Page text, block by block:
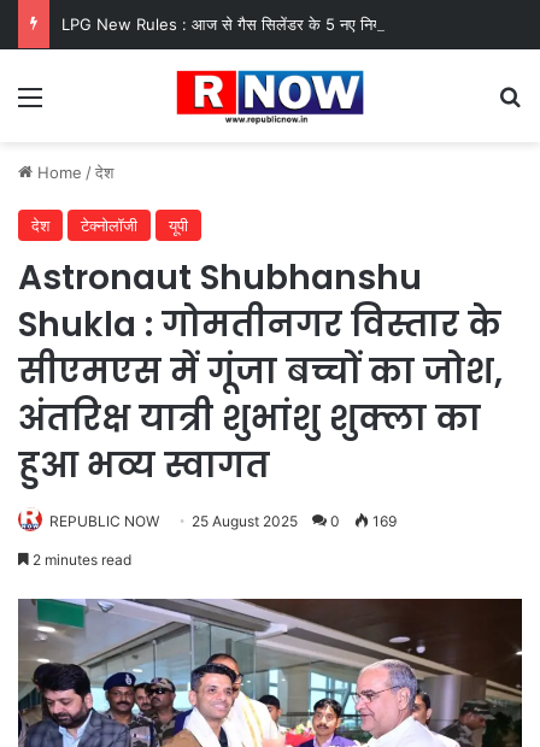
Menu
Home /देश
देश टेक्नोलॉजी यूपी
Astronaut Shubhanshu
Shukla : गोमतीनगर विस्तार के
सीएमएस में गूंजा बच्चों का जोश,
अंतरिक्ष यात्री शुभांशु शुक्ला का
हुआ भव्य स्वागत
REPUBLIC NOW 25 August 2025 0 169
2 minutes read